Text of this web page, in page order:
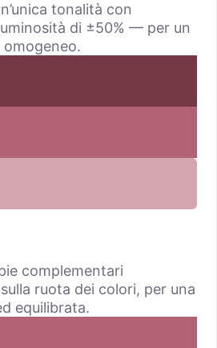
tonalità con
di ±50% — per un
complementari
ruota dei colori, per una
equilibrata.